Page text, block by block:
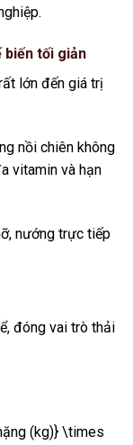
biến tối giản
lớn đến giá trị
nồi chiên không
vitamin và hạn
nướng trực tiếp
đóng vai trò thải
(kg)} \times